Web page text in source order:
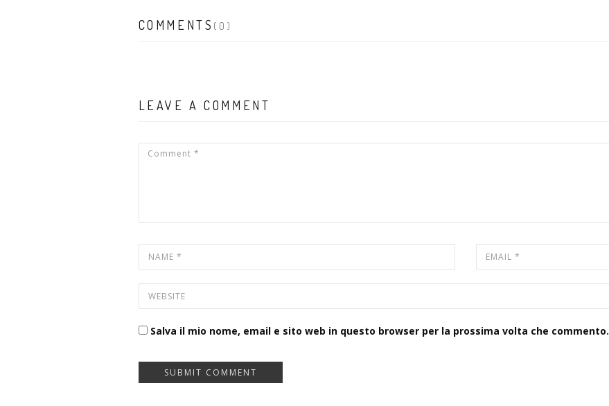
COMMENTS (0)
LEAVE A COMMENT
Salva il mio nome, email e sito web in questo browser per la prossima volta che commento.